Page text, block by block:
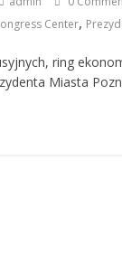
Center,
ring
Miasta